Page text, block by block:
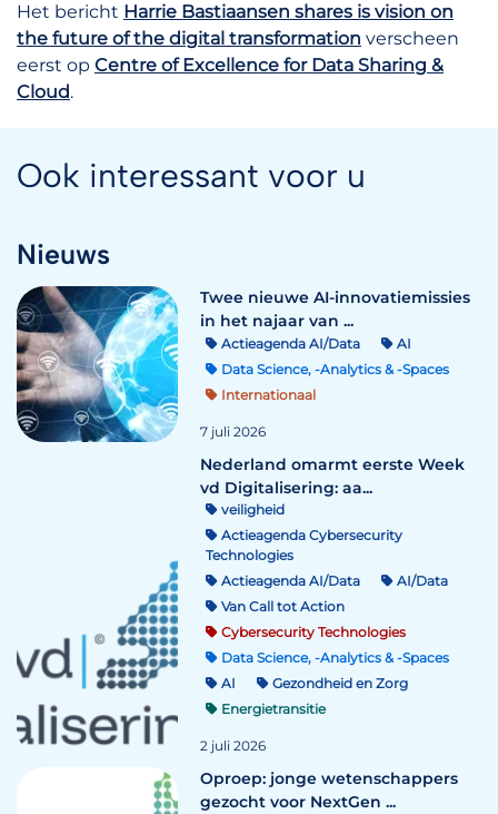
Het bericht Harrie Bastiaansen shares is vision on
the future of the digital transformation verscheen
eerst op Centre of Excellence for Data Sharing &
Cloud.
Ook interessant voor u
Nieuws
Twee nieuwe AI-innovatiemissies
in het najaar van ...
Actieagenda AI/Data
AI
Data Science, -Analytics & -Spaces
Internationaal
7 juli 2026
Nederland omarmt eerste Week
vd Digitalisering: aa...
veiligheid
Actieagenda Cybersecurity
Technologies
Actieagenda AI/Data
AI/Data
Van Call tot Action
Cybersecurity Technologies
Data Science, -Analytics & -Spaces
AI
Gezondheid en Zorg
Energietransitie
2 juli 2026
Oproep: jonge wetenschappers
gezocht voor NextGen ...